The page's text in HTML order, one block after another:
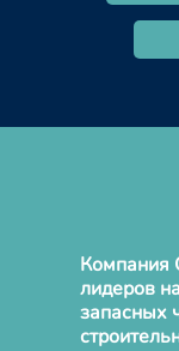
Компания
лидеров
запасных